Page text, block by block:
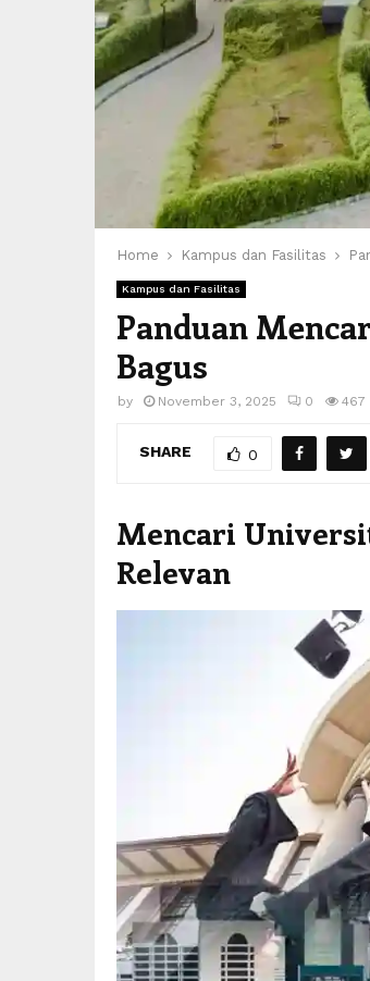
Home Kampus dan Fasilitas
Kampus dan Fasilitas
Panduan
Bagus
by November 3, 2025 0 467
SHARE 0
Mencari
Relevan